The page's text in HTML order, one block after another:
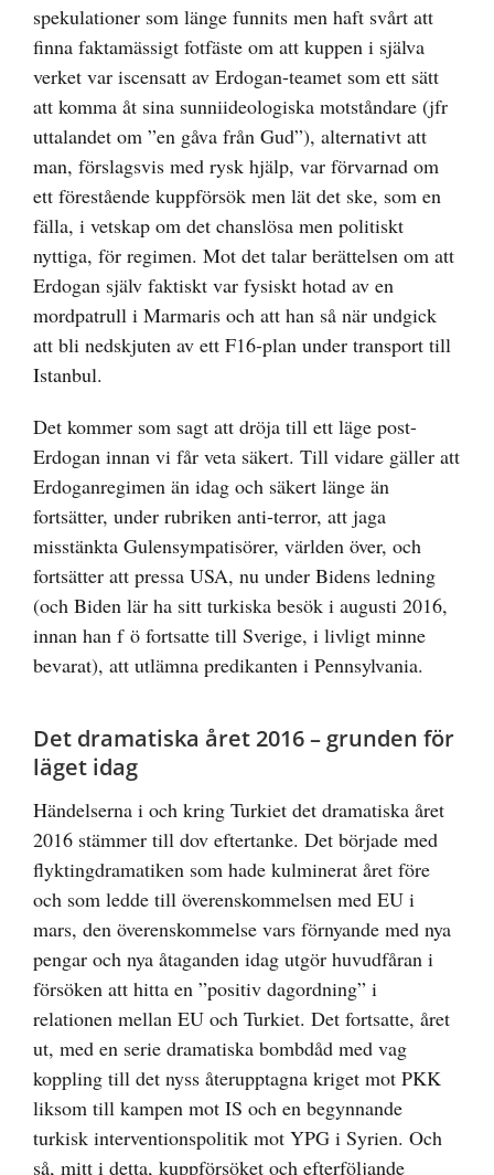
spekulationer som länge funnits men haft svårt att
finna faktamässigt fotfäste om att kuppen i själva
verket var iscensatt av Erdogan-teamet som ett sätt
att komma åt sina sunniideologiska motståndare (jfr
uttalandet om ”en gåva från Gud”), alternativt att
man, förslagsvis med rysk hjälp, var förvarnad om
ett förestående kuppförsök men lät det ske, som en
fälla, i vetskap om det chanslösa men politiskt
nyttiga, för regimen. Mot det talar berättelsen om att
Erdogan själv faktiskt var fysiskt hotad av en
mordpatrull i Marmaris och att han så när undgick
att bli nedskjuten av ett F16-plan under transport till
Istanbul.
Det kommer som sagt att dröja till ett läge post-
Erdogan innan vi får veta säkert. Till vidare gäller att
Erdoganregimen än idag och säkert länge än
fortsätter, under rubriken anti-terror, att jaga
misstänkta Gulensympatisörer, världen över, och
fortsätter att pressa USA, nu under Bidens ledning
(och Biden lär ha sitt turkiska besök i augusti 2016,
innan han f ö fortsatte till Sverige, i livligt minne
bevarat), att utlämna predikanten i Pennsylvania.
Det dramatiska året 2016 – grunden för
läget idag
Händelserna i och kring Turkiet det dramatiska året
2016 stämmer till dov eftertanke. Det började med
flyktingdramatiken som hade kulminerat året före
och som ledde till överenskommelsen med EU i
mars, den överenskommelse vars förnyande med nya
pengar och nya åtaganden idag utgör huvudfåran i
försöken att hitta en ”positiv dagordning” i
relationen mellan EU och Turkiet. Det fortsatte, året
ut, med en serie dramatiska bombdåd med vag
koppling till det nyss återupptagna kriget mot PKK
liksom till kampen mot IS och en begynnande
turkisk interventionspolitik mot YPG i Syrien. Och
så, mitt i detta, kuppförsöket och efterföljande